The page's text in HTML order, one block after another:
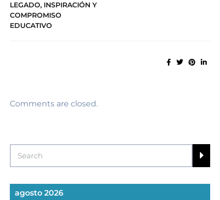
LEGADO, INSPIRACIÓN Y
COMPROMISO
EDUCATIVO
Comments are closed.
agosto 2026